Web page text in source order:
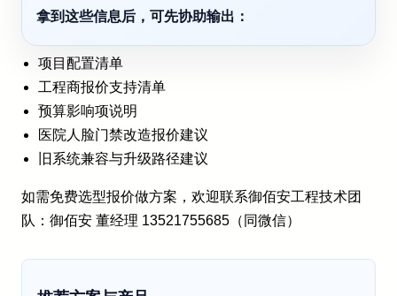
拿到这些信息后，可先协助输出：
项目配置清单
工程商报价支持清单
预算影响项说明
医院人脸门禁改造报价建议
旧系统兼容与升级路径建议
如需免费选型报价做方案，欢迎联系御佰安工程技术团
队：御佰安 董经理 13521755685（同微信）